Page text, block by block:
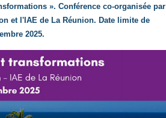
». Conférence co-organisée par
et l'IAE de La Réunion. Date limite de
2025.